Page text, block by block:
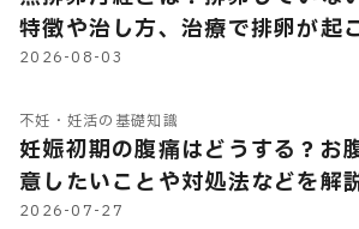
特徴や治し方、治療で排卵が起
て解説
2026-08-03
不妊・妊活の基礎知識
妊娠初期の腹痛はどうする？お
意したいことや対処法などを解
2026-07-27